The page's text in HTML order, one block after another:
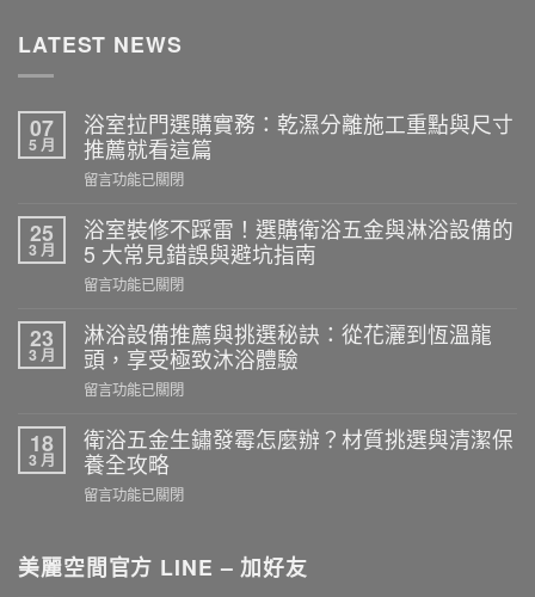
LATEST NEWS
07
5 月
浴室拉門選購實務：乾濕分離施工重點與尺寸
推薦就看這篇
在
室
拉
門
選
實
務：
乾
分
離
施
工
與
留言功能已關閉
25
3 月
浴室裝修不踩雷！選購衛浴五金與淋浴設備的
5 大常見錯誤與避坑指南
在
室
裝
修
不
雷！
選
購
五
金
留言功能已關閉
23
3 月
淋浴設備推薦與挑選秘訣：從花灑到恆溫龍
頭，享受極致沐浴體驗
在
浴
設
備
推
挑
留言功能已關閉
18
3 月
衛浴五金生鏽發霉怎麼辦？材質挑選與清潔保
養全攻略
在
五
金
留言功能已關閉
美麗空間官方 LINE – 加好友